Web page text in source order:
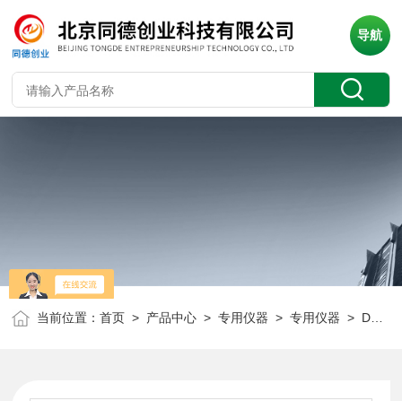
导航
当前位置：首页 > 产品中心 >专用仪器 >专用仪器 > DO-5155在线PPb溶解氧分析仪